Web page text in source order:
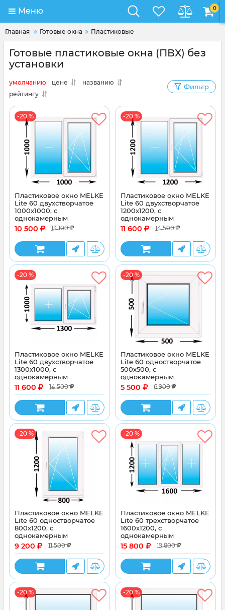
Меню 0
Главная Готовые окна Пластиковые
Готовые пластиковые окна (ПВХ) без
установки
умолчанию цене
названию
рейтингу
Фильтр
-20 %
Пластиковое окно MELKE
Lite 60 двухстворчатое
1000x1000, с
однокамерным
энергосберегающим
стеклопакетом
10 500 13 100
-20 %
Пластиковое окно MELKE
Lite 60 двухстворчатое
1200x1200, с
однокамерным
энергосберегающим
стеклопакетом
11 600 14 500
-20 %
Пластиковое окно MELKE
Lite 60 двухстворчатое
1300x1000, с
однокамерным
энергосберегающим
стеклопакетом
11 600 14 500
-20 %
Пластиковое окно MELKE
Lite 60 одностворчатое
500x500, с
однокамерным
энергосберегающим
стеклопакетом
5 500 6 900
-20 %
Пластиковое окно MELKE
Lite 60 одностворчатое
800x1200, с
однокамерным
энергосберегающим
стеклопакетом
9 200 11 500
-20 %
Пластиковое окно MELKE
Lite 60 трехстворчатое
1600x1200, с
однокамерным
энергосберегающим
стеклопакетом
15 800 19 800
-20 % -20 %